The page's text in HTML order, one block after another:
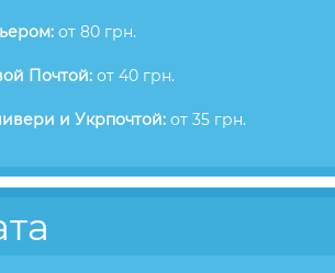
от 80 грн.
Почтой: от 40 грн.
и Укрпочтой: от 35 грн.